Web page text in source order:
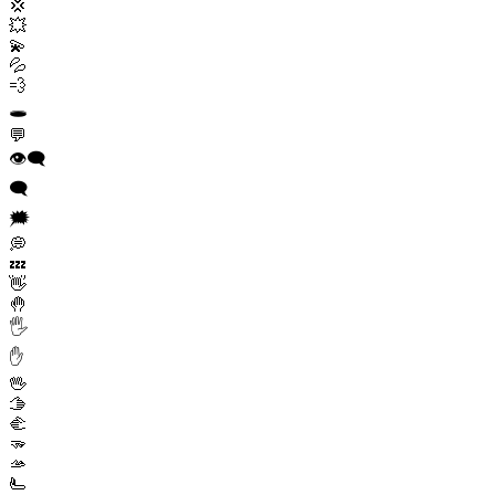
💢
💥
💫
💦
💨
🕳️
💬
👁️‍🗨️
🗨️
🗯️
💭
💤
👋
🤚
🖐️
✋
🖖
🫱
🫲
🫳
🫴
🫷